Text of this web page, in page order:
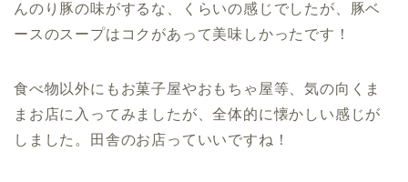
んのり豚の味がするな、くらいの感じでしたが、豚ベ
ースのスープはコクがあって美味しかったです！
食べ物以外にもお菓子屋やおもちゃ屋等、気の向くま
まお店に入ってみましたが、全体的に懐かしい感じが
しました。田舎のお店っていいですね！